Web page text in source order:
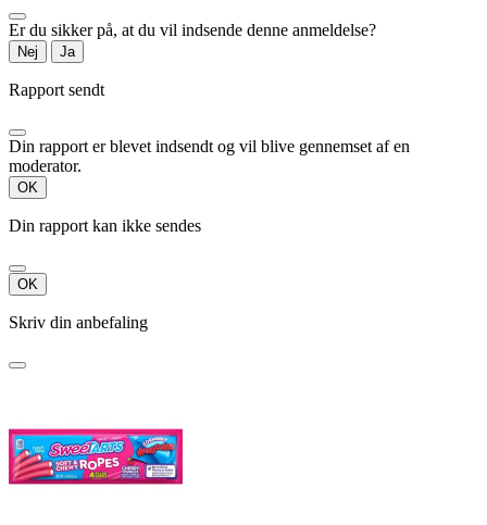
Er du sikker på, at du vil indsende denne anmeldelse?
Nej Ja
Rapport sendt
Din rapport er blevet indsendt og vil blive gennemset af en
moderator.
OK
Din rapport kan ikke sendes
OK
Skriv din anbefaling